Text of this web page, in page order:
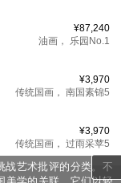
战艺术批评的分类。不
¥87,240
油画，
乐园No.1
¥3,970
传统国画， 南国素锦5
¥3,970
传统国画， 过雨采苹5